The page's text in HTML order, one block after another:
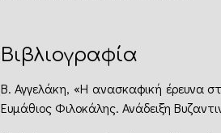
Βιβλιογραφία
Β. Αγγελάκη, «Η ανασκαφική έρευνα
Ευμάθιος Φιλοκάλης. Ανάδειξη